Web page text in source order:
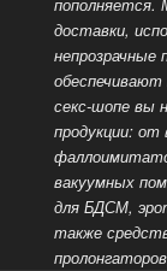
доставки,
секс-шопе вы
продукции:
вакуумных
для БДСМ,
также